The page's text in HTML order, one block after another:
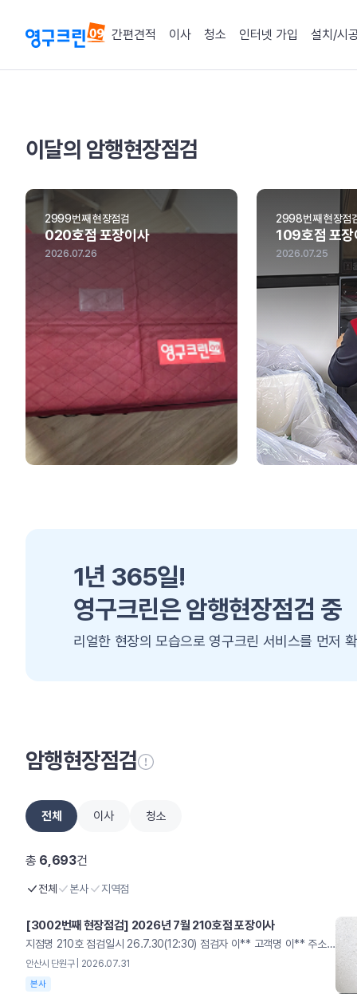
간편견적 이사 청소 인터넷 가입 설치/시
암행현장점검
이달의 암행현장점검
2999번째 현장점검
020호점 포장이사
2026.07.26
2998번째 현장점
109호점 포장
2026.07.25
1년 365일!
영구크린은 암행현장점검 중
리얼한 현장의 모습으로 영구크린 서비스를 먼저
암행현장점검
전체 이사 청소
총 6,693건
전체 본사 지역점
[3002번째 현장점검] 2026년 7월 210호점 포장이사
지점명 210호 점검일시 26.7.30(12:30) 점검자 이** 고객명 이** 주소 안산시 단원구 평가 3/5 총점 99 [우수] 기본기 준수 현장! 전용차량(신도장) 및 전용자재 사용 양호 바닥보강 및 덧신 착용 우수 [개선] 소폭 개선 필요 사항 구형 유니폼 착용 항목 세부사항 배점 체크 점수 비고 차량도장(10점) 차량 외관 훼손 여부 점검(긁힘·벗겨짐·찌그러짐) 5 5 15 전/후/좌/우/상판점검 차량 내외관 오염 상태(먼지·기름때) 5 5 감점 미등록 차량 배정 적발 -5 0 차량연락처 미기재 -5 0 가점 신규 도장 차량 배정 +5 +5 타사차량 이용시 0점 영구크린 전용차량 차량연락처 기재 항목 세부사항 배점 체크 점수 비고 복장상태(5점) 공식 유니폼 착용 규정 준수 4 0 1 미착용시패널티 발송 도착지 실내 덧신 착용 점검 1 1 가점 출발지 실내 덧신선제적 착용 +5 0 출발지 덧신 착용 바닥보강(0점) 감점 이동 경로 보강미흡 -2 0 0 규정 바닥보강재 미사용or혼용 사용 시바닥 보강 전체 항목 감점 문턱 바닥 보강미흡 -2 0 자재 적재 공간보강 미흡 -2 0 공간탈취(5점) 공간 탈취제 실시 여부 5 5 5 이사레터(5점) 고객 안내문 부착 여부 5 5 5 훼손 - 2점 안전수칙(5점) 현장 안전수칙 준수 여부 5 5 5 항목당 -1점 바닥보강재 설치 구형 유니폼 착용 항목 세부사항 배점 체크 점수 비고 자재관리(11점) 보유 친환경 PP박스규격 준수 3 3 11 미보유시 0점 신발박스 보유 2 2 보관 종류별 박스보관 상태 2 2 바닥 보강재보관 상태 2 2 결속용 끈 자재보관 상태 2 2 감점 기본 필수자재 미보유 -10 0 청결상태(9점) 현장 작업 유니폼 세탁/청결 3 3 9 불량/오염 자재즉시 교체 지시 포장 박스 내외부 오염 여부 1 1 포장 커버 청결/파손 여부 1 1 바구니 파손/오염 점검 1 1 식품용 아이스박스 위생 상태 3 3 전용자재 자재보관 신발박스 보유 이사레터 항목 세부사항 배점 체크 점수 비고 포장(40점) 커버포장 N형 포장 간격/ 규격 유지 여부 20 20 40 20/15/10/0평가15/10/5/0평가 모서리 마감 및 구김(반듯한 접기) 15 15 가전/가구 맞춤 전용커버 사용 여부 5 5 감점 속지 이중 비닐포장 누락 -5 0 테이프 사용 적발 시포장점수 0점 전용 커버미사용 -5 0 주방 에어캡미포장 -5 0 규정 외 이삿짐테이프 사용 -20 0 진행상태(5점) 서비스 진행 중현장 정리정돈 상태 5 5 5 작업 중 자재 방치 및 동선 방해 시 감점 커버포장 테이블 포장 커버포장 오픈박스 포장
안산시 단원구 | 2026.07.31
본사